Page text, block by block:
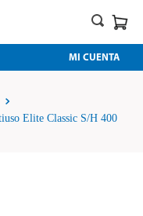
MI CUENTA
Elite Classic S/H 400